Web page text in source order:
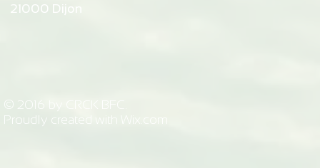
© 2016 by CRCK BFC.
Proudly created with
Wix.com
21000 Dijon